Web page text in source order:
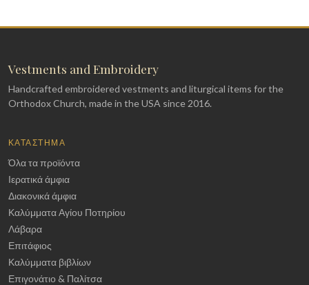
Vestments and Embroidery
Handcrafted embroidered vestments and liturgical items for the
Orthodox Church, made in the USA since 2016.
ΚΑΤΆΣΤΗΜΑ
Όλα τα προϊόντα
Ιερατικά άμφια
Διακονικά άμφια
Καλύμματα Αγίου Ποτηρίου
Λάβαρα
Επιτάφιος
Καλύμματα βιβλίων
Επιγονάτιο & Παλίτσα